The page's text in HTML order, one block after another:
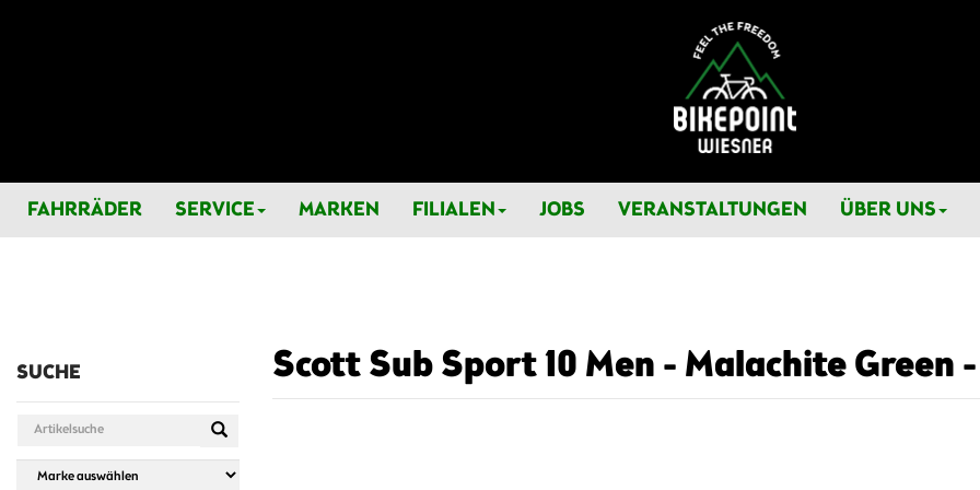
FAHRRÄDER SERVICE MARKEN FILIALEN JOBS VERANSTALTUNGEN ÜBER UNS
SUCHE Scott Sub Sport 10 Men - Malachite Green